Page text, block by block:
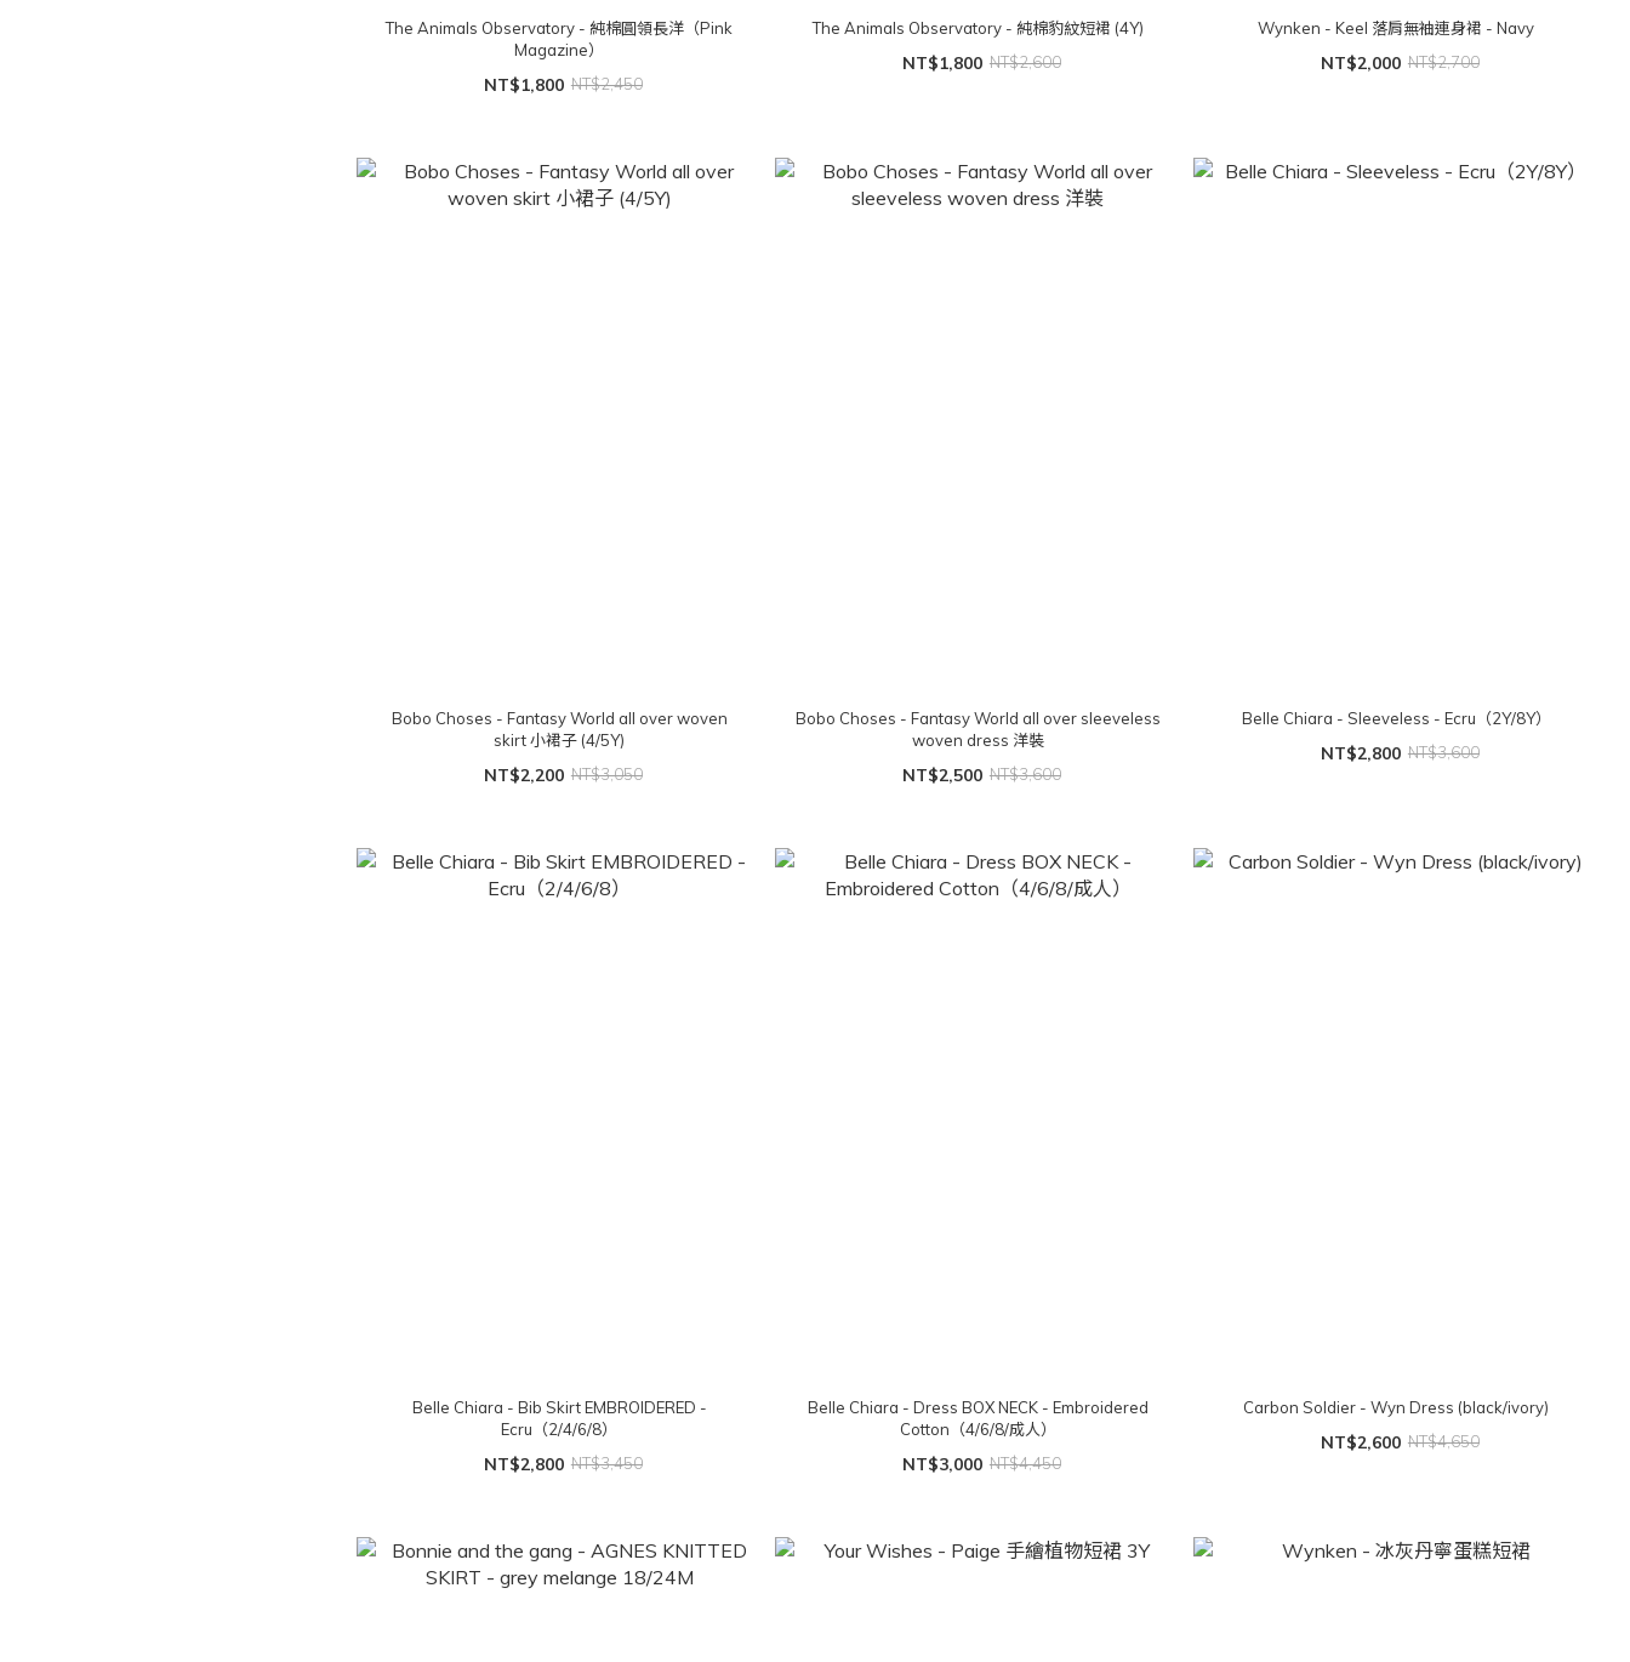
The Animals Observatory - 純棉圓領長洋（Pink
Magazine）
NT$1,800 NT$2,450
The Animals Observatory - 純棉豹紋短裙 (4Y)
NT$1,800 NT$2,600
Wynken - Keel 落肩無袖連身裙 - Navy
NT$2,000 NT$2,700
Bobo Choses - Fantasy World all over woven
skirt 小裙子 (4/5Y)
NT$2,200 NT$3,050
Bobo Choses - Fantasy World all over sleeveless
woven dress 洋裝
NT$2,500 NT$3,600
Belle Chiara - Sleeveless - Ecru（2Y/8Y）
NT$2,800 NT$3,600
Belle Chiara - Bib Skirt EMBROIDERED -
Ecru（2/4/6/8）
NT$2,800 NT$3,450
Belle Chiara - Dress BOX NECK - Embroidered
Cotton（4/6/8/成人）
NT$3,000 NT$4,450
Carbon Soldier - Wyn Dress (black/ivory)
NT$2,600 NT$4,650